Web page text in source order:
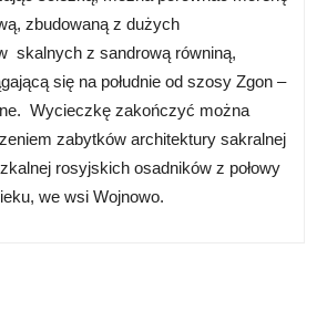
zbudowaną z dużych
skalnych z sandrową równiną,
się na południe od szosy Zgon –
Wycieczkę zakończyć można
zabytków architektury sakralnej
rosyjskich osadników z połowy
we wsi Wojnowo.